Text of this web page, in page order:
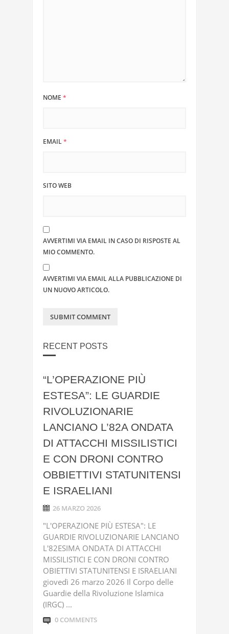
NOME *
EMAIL*
SITO WEB
AVVERTIMI VIA EMAIL IN CASO DI RISPOSTE AL
MIO COMMENTO.
AVVERTIMI VIA EMAIL ALLA PUBBLICAZIONE DI
UN NUOVO ARTICOLO.
RECENT POSTS
“L’OPERAZIONE PIÙ
ESTESA”: LE GUARDIE
RIVOLUZIONARIE
LANCIANO L’82A ONDATA
DI ATTACCHI MISSILISTICI
E CON DRONI CONTRO
OBBIETTIVI STATUNITENSI
E ISRAELIANI
26 MARZO 2026
"L'OPERAZIONE PIÙ ESTESA": LE
GUARDIE RIVOLUZIONARIE LANCIANO
L'82ESIMA ONDATA DI ATTACCHI
MISSILISTICI E CON DRONI CONTRO
OBIETTIVI STATUNITENSI E ISRAELIANI
giovedì 26 marzo 2026 Il Corpo delle
Guardie della Rivoluzione Islamica
(IRGC) ...
0 COMMENTS